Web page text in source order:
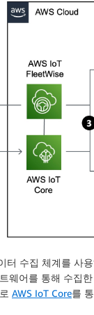
터 수집 체계를 사
웨어를 통해 수집
AWS IoT Core를